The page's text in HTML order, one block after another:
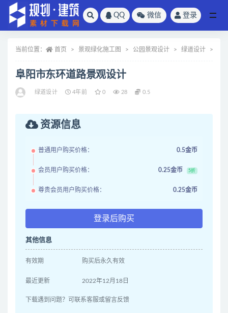
QQ 微信 登录
当前位置： 首页 景观绿化施工图 公园景观设计 绿道设计
阜阳市东环道路景观设计
绿道设计 4年前 0 28 0.5
资源信息
普通用户购买价格： 0.5金币
会员用户购买价格： 0.25金币 5折
尊贵会员用户购买价格： 0.25金币
登录后购买
其他信息
有效期 购买后永久有效
最近更新 2022年12月18日
下载遇到问题？可联系客服或留言反馈
全部